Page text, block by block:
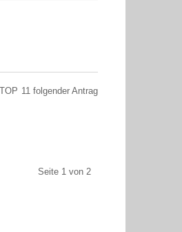
11 folgender Antrag
Seite 1 von 2